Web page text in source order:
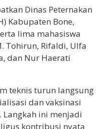
Dinas Peternakan
Kabupaten Bone,
lima mahasiswa
Tohirun, Rifaldi, Ulfa
dan Nur Haerati
teknis turun langsung
dan vaksinasi
Langkah ini menjadi
kontribusi nyata